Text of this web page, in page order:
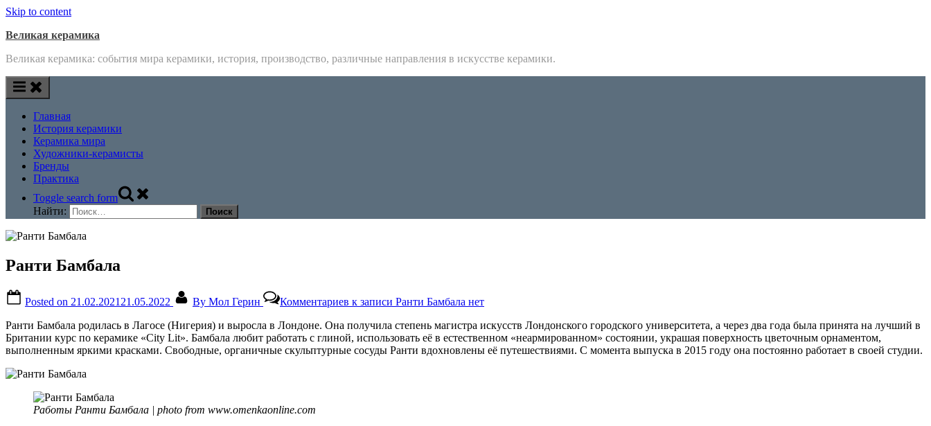
Skip to content
Великая керамика
Великая керамика: события мира керамики, история, производство, различные направления в искусстве керамики.
Главная
История керамики
Керамика мира
Художники-керамисты
Бренды
Практика
Toggle search form
Найти:
Ранти Бамбала
Posted on 21.02.2021 21.05.2022 By Мол Герин Комментариев к записи Ранти Бамбала нет
Ранти Бамбала родилась в Лагосе (Нигерия) и выросла в Лондоне. Она получила степень магистра искусств Лондонского городского университета, а через два года была принята на лучший в
Британии курс по керамике «City Lit». Бамбала любит работать с глиной, использовать её в естественном «неармированном» состоянии, украшая поверхность цветочным орнаментом,
выполненным яркими красками. Свободные, органичные скульптурные сосуды Ранти вдохновлены её путешествиями. С момента выпуска в 2015 году она постоянно работает в своей студии.
Работы Ранти Бамбала | photo from www.omenkaonline.com